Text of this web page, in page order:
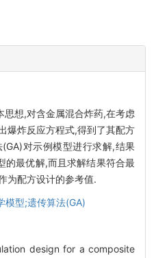
想,对含金属混合炸药,在考虑
爆炸反应方程式,得到了其配方
对示例模型进行求解,结果
的最优解,而且求解结果符合最
为配方设计的参考值.
模型;遗传算法(GA)
design for a composite